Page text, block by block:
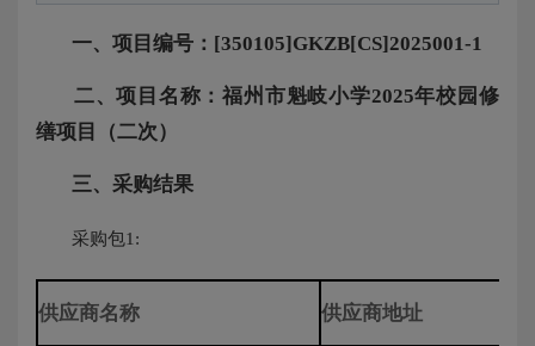
一、项目编号：[350105]GKZB[CS]2025001-1
二、项目名称：福州市魁岐小学2025年校园修
缮项目（二次）
三、采购结果
采购包1:
供应商名称 供应商地址